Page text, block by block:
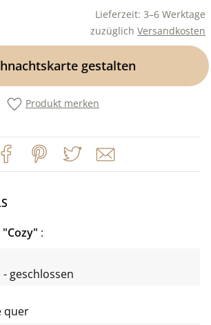
Lieferzeit: 3–6 Werktage
zuzüglich Versandkosten
gestalten
Produkt merken
geschlossen
quer